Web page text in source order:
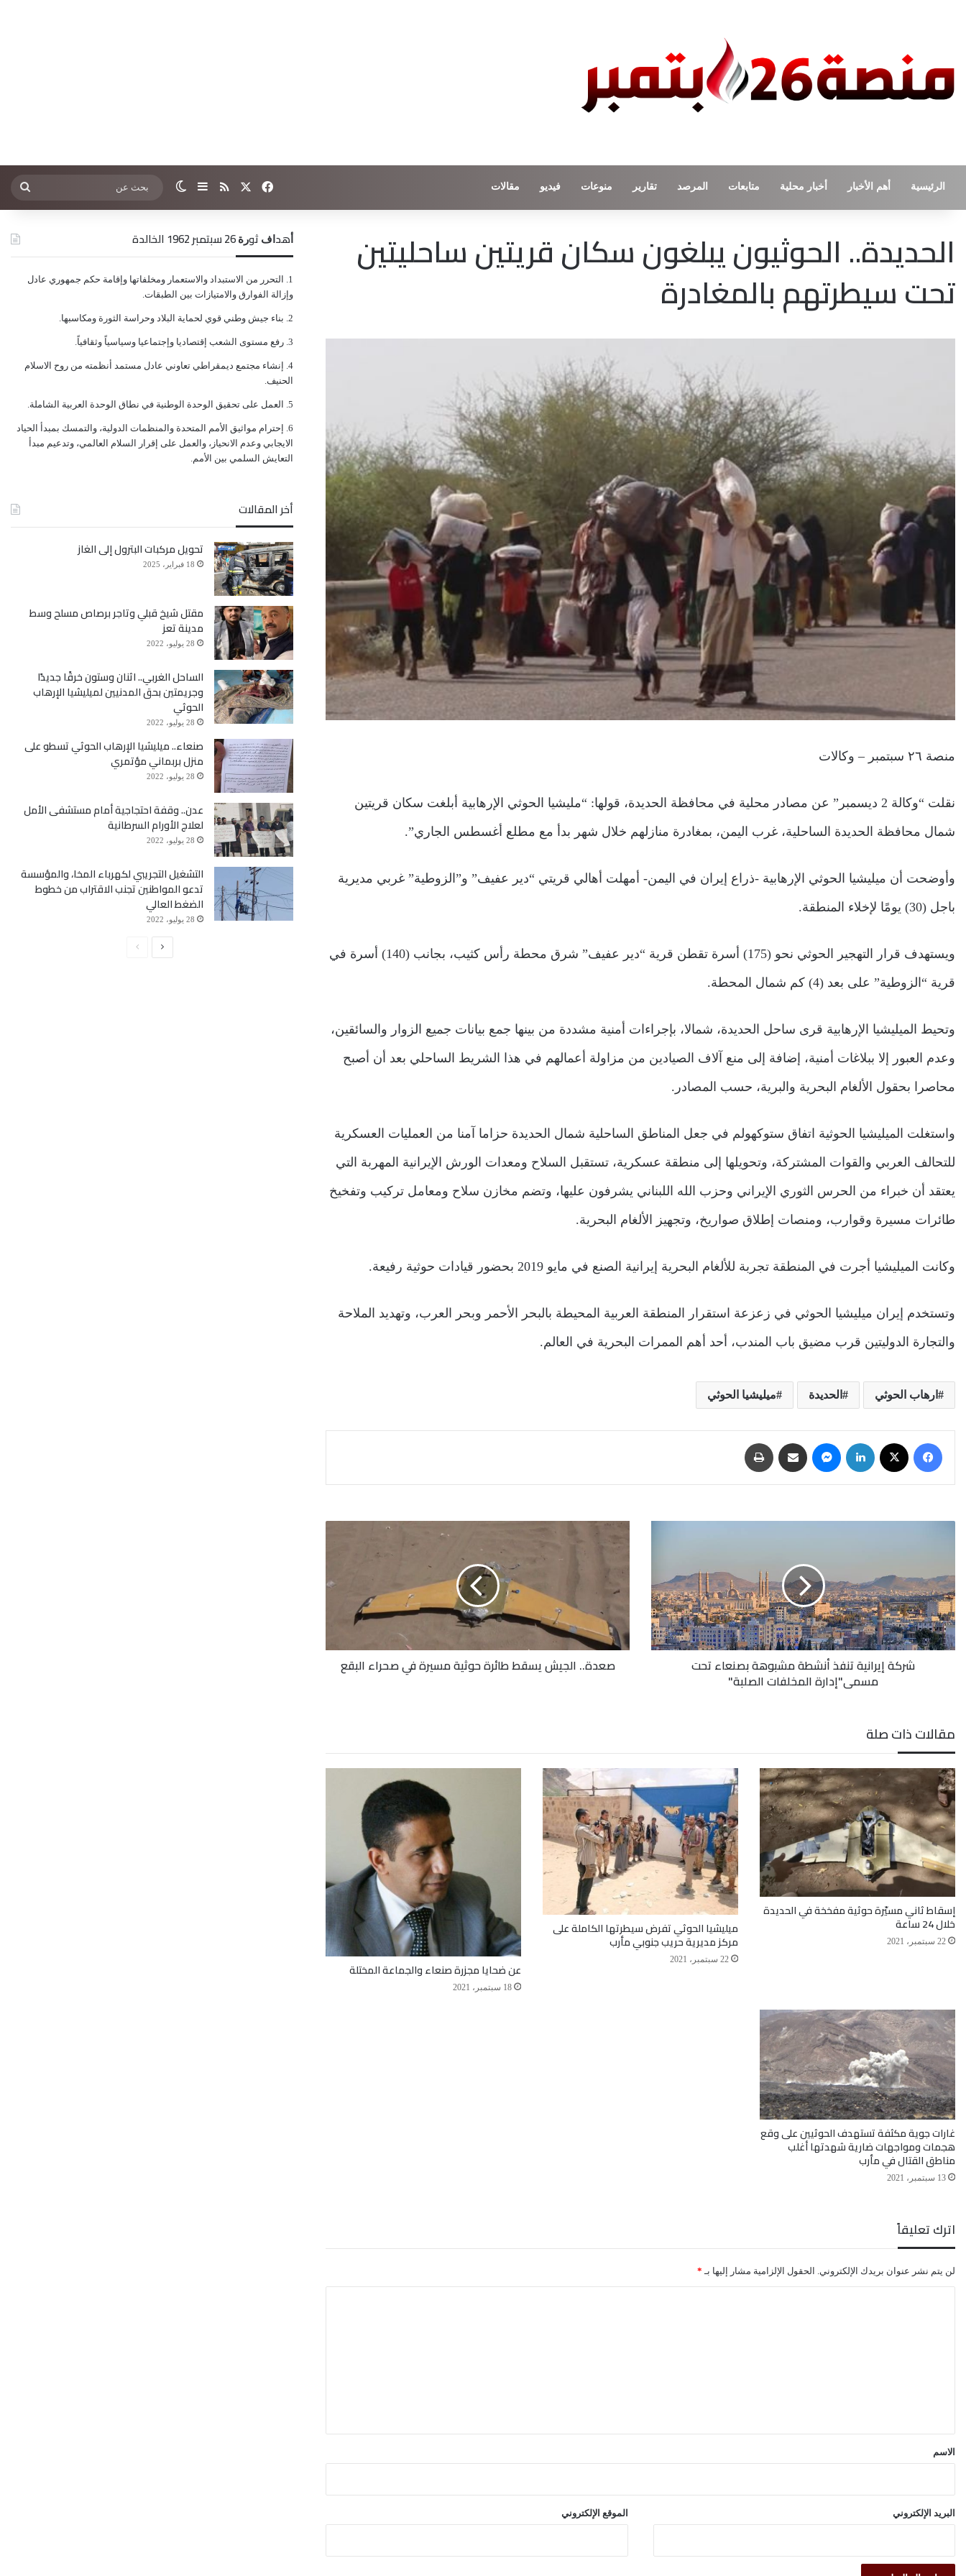
الرئيسية أهم الأخبار أخبار محلية متابعات المرصد تقارير منوعات فيديو مقالات فيسبوك ملخص الموقع RSS
إضافة عمود جانبي
الوضع المظلم بحث
عن
الحديدة.. الحوثيون يبلغون سكان قريتين ساحليتين
تحت سيطرتهم بالمغادرة
منصة ٢٦ سبتمبر – وكالات
نقلت “وكالة 2 ديسمبر” عن مصادر محلية في محافظة الحديدة، قولها: “مليشيا الحوثي الإرهابية أبلغت سكان قريتين
شمال محافظة الحديدة الساحلية، غرب اليمن، بمغادرة منازلهم خلال شهر بدأ مع مطلع أغسطس الجاري”.
وأوضحت أن ميليشيا الحوثي الإرهابية -ذراع إيران في اليمن- أمهلت أهالي قريتي “دير عفيف” و”الزوطية” غربي مديرية
باجل (30) يومًا لإخلاء المنطقة.
ويستهدف قرار التهجير الحوثي نحو (175) أسرة تقطن قرية “دير عفيف” شرق محطة رأس كثيب، بجانب (140) أسرة في
قرية “الزوطية” على بعد (4) كم شمال المحطة.
وتحيط الميليشيا الإرهابية قرى ساحل الحديدة، شمالا، بإجراءات أمنية مشددة من بينها جمع بيانات جميع الزوار والسائقين،
وعدم العبور إلا ببلاغات أمنية، إضافة إلى منع آلاف الصيادين من مزاولة أعمالهم في هذا الشريط الساحلي بعد أن أصبح
محاصرا بحقول الألغام البحرية والبرية، حسب المصادر.
واستغلت الميليشيا الحوثية اتفاق ستوكهولم في جعل المناطق الساحلية شمال الحديدة حزاما آمنا من العمليات العسكرية
للتحالف العربي والقوات المشتركة، وتحويلها إلى منطقة عسكرية، تستقبل السلاح ومعدات الورش الإيرانية المهربة التي
يعتقد أن خبراء من الحرس الثوري الإيراني وحزب الله اللبناني يشرفون عليها، وتضم مخازن سلاح ومعامل تركيب وتفخيخ
طائرات مسيرة وقوارب، ومنصات إطلاق صواريخ، وتجهيز الألغام البحرية.
وكانت الميليشيا أجرت في المنطقة تجربة للألغام البحرية إيرانية الصنع في مايو 2019 بحضور قيادات حوثية رفيعة.
وتستخدم إيران ميليشيا الحوثي في زعزعة استقرار المنطقة العربية المحيطة بالبحر الأحمر وبحر العرب، وتهديد الملاحة
والتجارة الدوليتين قرب مضيق باب المندب، أحد أهم الممرات البحرية في العالم.
ارهاب الحوثي الحديدة ميليشيا الحوثي
فيسبوك لينكدإن ماسنجر مشاركة عبر البريد
أنشطة
مشبوهة
بصنعاء
تحت
مسمى"إدارة
المخلفات
شركة إيرانية تنفذ أنشطة مشبوهة بصنعاء تحت
مسمى"إدارة المخلفات الصلبة"
صعدة..
الجيش
طائرة
حوثية
في
صحراء
البقع
صعدة.. الجيش يسقط طائرة حوثية مسيرة في صحراء البقع
مقالات ذات صلة
إسقاط ثاني مسيّرة حوثية مفخخة في الحديدة
خلال 24 ساعة
22 سبتمبر، 2021
ميليشيا الحوثي تفرض سيطرتها الكاملة على
مركز مديرية حريب جنوبي مأرب
22 سبتمبر، 2021
عن ضحايا مجزرة صنعاء والجماعة المختلة
18 سبتمبر، 2021
غارات جوية مكثفة تستهدف الحوثيين على وقع
هجمات ومواجهات ضارية شهدتها أغلب
مناطق القتال في مأرب
13 سبتمبر، 2021
اترك تعليقاً
لن يتم نشر عنوان بريدك الإلكتروني. الحقول الإلزامية مشار إليها بـ *
*الاسم
البريد الإلكتروني الموقع الإلكتروني
ﺃﻫﺪﺍﻑ ﺛﻮﺭﺓ 26 ﺳﺒﺘﻤﺒﺮ 1962 الخالدة
ﺍﻟﺘﺤﺮﺭ ﻣﻦ ﺍﻻﺳﺘﺒﺪﺍﺩ ﻭﺍﻻﺳﺘﻌﻤﺎﺭ ﻭﻣﺨﻠﻔﺎﺗﻬﺎ ﻭﺇﻗﺎﻣﺔ ﺣﻜﻢ ﺟﻤﻬﻮﺭﻱ ﻋﺎﺩﻝ
ﻭﺇﺯﺍﻟﺔ ﺍﻟﻔﻮﺍﺭﻕ ﻭﺍﻻﻣﺘﻴﺎﺯﺍﺕ ﺑﻴﻦ ﺍﻟﻄﺒﻘﺎﺕ.
ﺑﻨﺎﺀ ﺟﻴﺶ ﻭﻃﻨﻲ ﻗﻮﻱ ﻟﺤﻤﺎﻳﺔ ﺍﻟﺒﻼﺩ ﻭﺣﺮﺍﺳﺔ ﺍﻟﺜﻮﺭﺓ ﻭﻣﻜﺎﺳﺒﻬﺎ.
ﺭﻓﻊ ﻣﺴﺘﻮﻯ ﺍﻟﺸﻌﺐ ﺇﻗﺘﺼﺎﺩﻳﺎ ﻭﺇﺟﺘﻤﺎﻋﻴﺎ ﻭﺳﻴﺎﺳﻴﺎً ﻭﺛﻘﺎﻓﻴﺎً.
ﺇﻧﺸﺎﺀ ﻣﺠﺘﻤﻊ ﺩﻳﻤﻘﺮﺍﻃﻲ ﺗﻌﺎﻭﻧﻲ ﻋﺎﺩﻝ ﻣﺴﺘﻤﺪ ﺃﻧﻈﻤﺘﻪ ﻣﻦ ﺭﻭﺡ ﺍﻻﺳﻼﻡ
ﺍﻟﺤﻨﻴﻒ.
ﺍﻟﻌﻤﻞ ﻋﻠﻰ ﺗﺤﻘﻴﻖ ﺍﻟﻮﺣﺪﺓ ﺍﻟﻮﻃﻨﻴﺔ ﻓﻲ ﻧﻄﺎﻕ ﺍﻟﻮﺣﺪﺓ ﺍﻟﻌﺮﺑﻴﺔ ﺍﻟﺸﺎﻣﻠﺔ.
ﺇﺣﺘﺮﺍﻡ ﻣﻮﺍﺛﻴﻖ الأﻣﻢ ﺍﻟﻤﺘﺤﺪﺓ ﻭﺍﻟﻤﻨﻈﻤﺎﺕ ﺍﻟﺪﻭﻟﻴﺔ، ﻭﺍﻟﺘﻤﺴﻚ ﺑﻤﺒﺪﺃ ﺍﻟﺤﻴﺎﺩ
ﺍﻻﻳﺠﺎﺑﻲ ﻭﻋﺪﻡ ﺍﻻﻧﺤﻴﺎﺯ، ﻭﺍﻟﻌﻤﻞ ﻋﻠﻰ ﺇﻗﺮﺍﺭ ﺍﻟﺴﻼﻡ ﺍﻟﻌﺎﻟﻤﻲ، ﻭﺗﺪﻋﻴﻢ ﻣﺒﺪﺃ
ﺍﻟﺘﻌﺎﻳﺶ ﺍﻟﺴﻠﻤﻲ ﺑﻴﻦ ﺍﻷﻣﻢ.
أخر المقالات
تحويل مركبات البترول إلى الغاز
18 فبراير، 2025
مقتل شيخ قبلي وتاجر برصاص مسلح وسط
مدينة تعز
28 يوليو، 2022
الساحل الغربي.. اثنان وستون خرقًا جديدًا
وجريمتين بحق المدنيين لميليشيا الإرهاب
الحوثي
28 يوليو، 2022
صنعاء.. ميليشيا الإرهاب الحوثي تسطو على
منزل بربماني مؤتمري
28 يوليو، 2022
عدن.. وقفة احتجاجية أمام مستشفى الأمل
لعلاج الأورام السرطانية
28 يوليو، 2022
التشغيل التجريبي لكهرباء المخا، والمؤسسة
تدعو المواطنين تجنب الاقتراب من خطوط
الضغط العالي
28 يوليو، 2022
الصفحة
الصفحة